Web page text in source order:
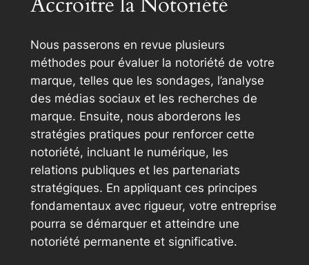
Nous passerons en revue plusieurs
méthodes pour évaluer la notoriété de votre
marque, telles que les sondages, l’analyse
des médias sociaux et les recherches de
marque. Ensuite, nous aborderons les
stratégies pratiques pour renforcer cette
notoriété, incluant le numérique, les
relations publiques et les partenariats
stratégiques. En appliquant ces principes
fondamentaux avec rigueur, votre entreprise
pourra se démarquer et atteindre une
notoriété permanente et significative.